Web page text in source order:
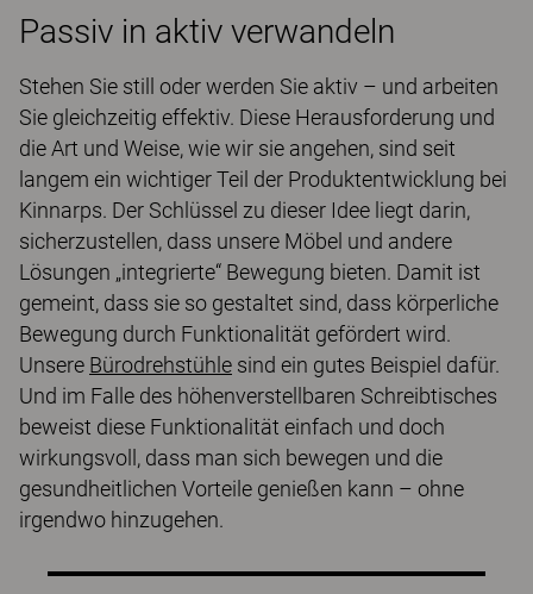
Passiv in aktiv verwandeln
Stehen Sie still oder werden Sie aktiv – und arbeiten
Sie gleichzeitig effektiv. Diese Herausforderung und
die Art und Weise, wie wir sie angehen, sind seit
langem ein wichtiger Teil der Produktentwicklung bei
Kinnarps. Der Schlüssel zu dieser Idee liegt darin,
sicherzustellen, dass unsere Möbel und andere
Lösungen „integrierte“ Bewegung bieten. Damit ist
gemeint, dass sie so gestaltet sind, dass körperliche
Bewegung durch Funktionalität gefördert wird.
Unsere Bürodrehstühle sind ein gutes Beispiel dafür.
Und im Falle des höhenverstellbaren Schreibtisches
beweist diese Funktionalität einfach und doch
wirkungsvoll, dass man sich bewegen und die
gesundheitlichen Vorteile genießen kann – ohne
irgendwo hinzugehen.